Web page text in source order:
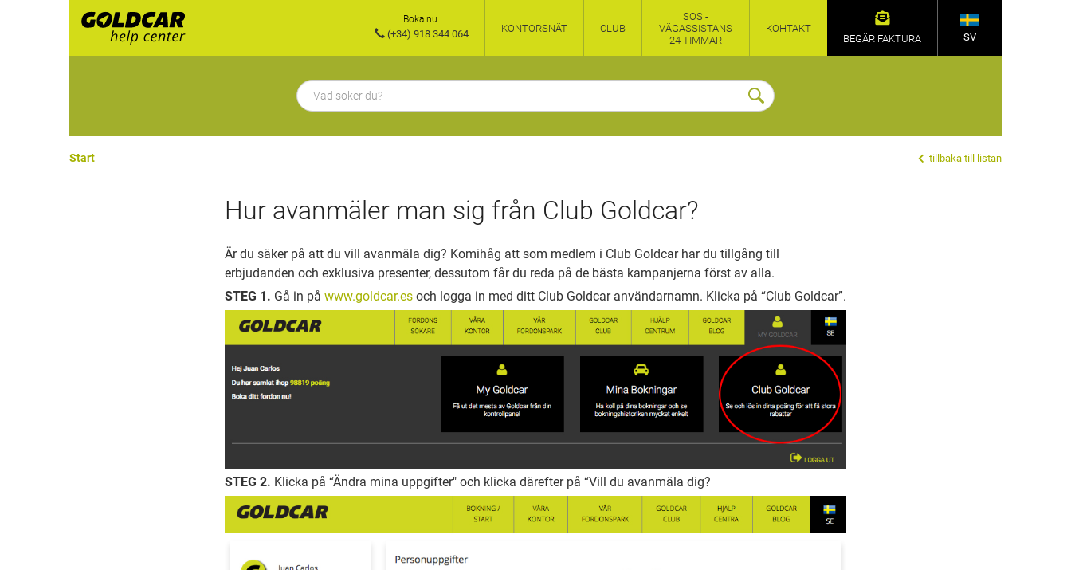
Boka nu:
(+34) 918 344 064 KONTORSNÄT CLUB
SOS -
VÄGASSISTANS
24 TIMMAR
КОНТАКТ
BEGÄR FAKTURA
SV
Start tillbaka till listan
Hur avanmäler man sig från Club Goldcar?
Är du säker på att du vill avanmäla dig? Komihåg att som medlem i Club Goldcar har du tillgång till
erbjudanden och exklusiva presenter, dessutom får du reda på de bästa kampanjerna först av alla.
STEG 1. Gå in på www.goldcar.es och logga in med ditt Club Goldcar användarnamn. Klicka på “Club Goldcar”.
STEG 2. Klicka på “Ändra mina uppgifter" och klicka därefter på “Vill du avanmäla dig?